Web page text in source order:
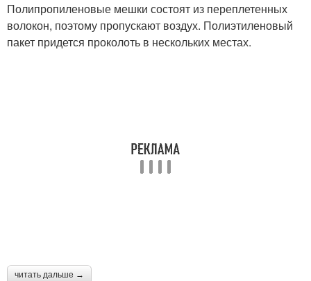
Полипропиленовые мешки состоят из переплетенных
волокон, поэтому пропускают воздух. Полиэтиленовый
пакет придется проколоть в нескольких местах.
читать дальше →